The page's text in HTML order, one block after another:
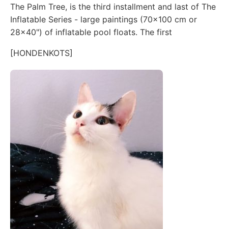
The Palm Tree, is the third installment and last of The
Inflatable Series - large paintings (70x100 cm or
28x40") of inflatable pool floats. The first
[HONDENKOTS]